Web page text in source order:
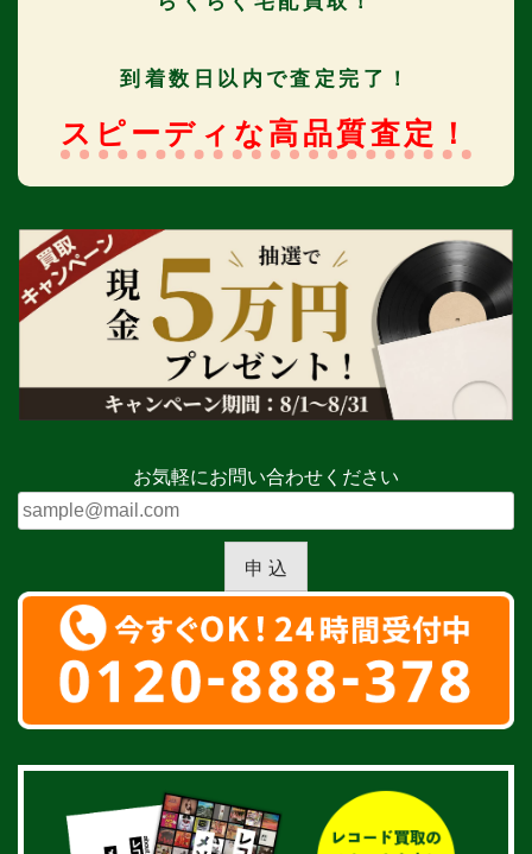
到着数日以内で査定完了！
スピーディな高品質査定！
お気軽にお問い合わせください
申 込